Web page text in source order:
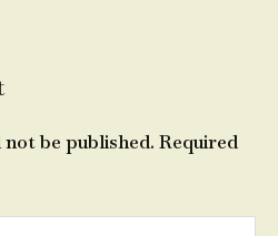
be published. Required